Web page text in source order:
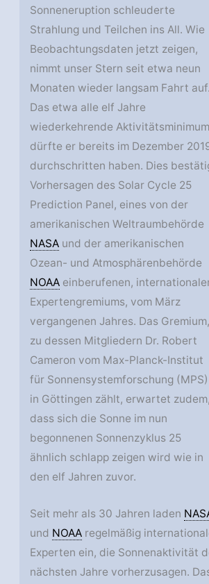
Sonneneruption schleuderte
Strahlung und Teilchen ins All. Wie
Beobachtungsdaten jetzt zeigen,
nimmt unser Stern seit etwa neun
Monaten wieder langsam Fahrt auf.
Das etwa alle elf Jahre
wiederkehrende Aktivitätsminimum
dürfte er bereits im Dezember
durchschritten haben. Dies
Vorhersagen des Solar Cycle 25
Prediction Panel, eines von der
amerikanischen Weltraumbehörde
NASA und der amerikanischen
Ozean- und Atmosphärenbehörde
NOAA einberufenen,
Expertengremiums, vom März
vergangenen Jahres. Das Gremium,
zu dessen Mitgliedern Dr. Robert
Cameron vom Max-Planck-Institut
für Sonnensystemforschung (MPS)
in Göttingen zählt, erwartet zudem,
dass sich die Sonne im nun
begonnenen Sonnenzyklus 25
ähnlich schlapp zeigen wird wie in
den elf Jahren zuvor.
Seit mehr als 30 Jahren laden
und NOAA regelmäßig
Experten ein, die Sonnenaktivität
nächsten Jahre vorherzusagen.